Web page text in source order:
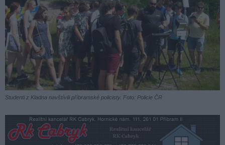
Studenti z Kladna navštívili příbramské policisty. Foto: Policie ČR